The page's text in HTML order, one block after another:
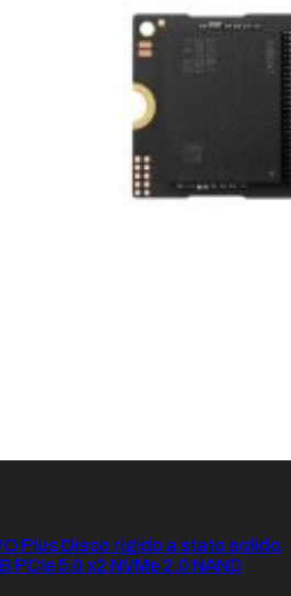
Plus Disco rigido a stato solido
PCIe 5.0 x2 NVMe 2.0 NAND